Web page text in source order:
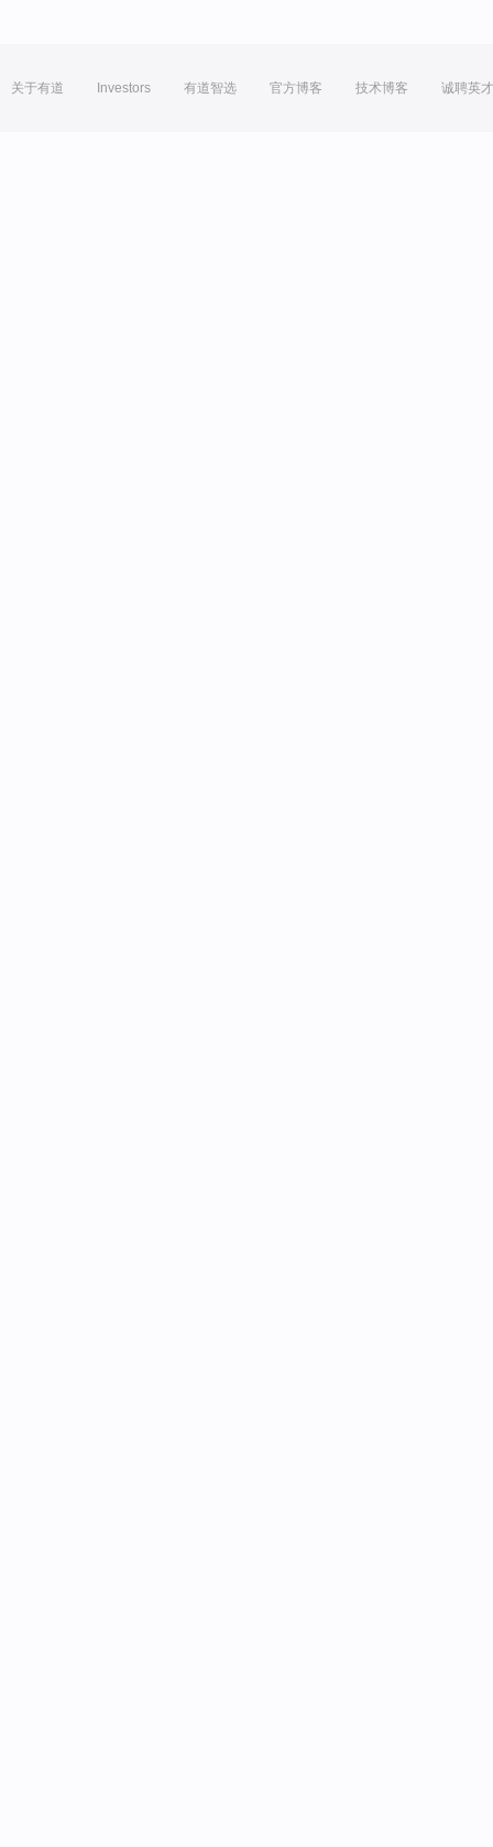
关于有道 Investors 有道智选 官方博客 技术博客 诚聘英才